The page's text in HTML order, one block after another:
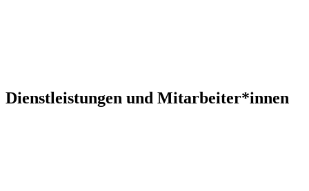
Dienstleistungen und Mitarbeiter*innen